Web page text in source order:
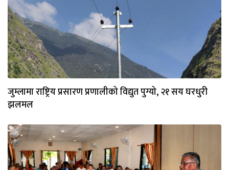
जुम्लामा राष्ट्रिय प्रसारण प्रणालीको विद्युत पुग्यो, २१ सय घरधुरी
झलमल